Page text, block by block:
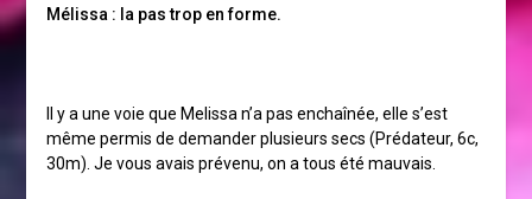
Mélissa : la pas trop en forme.
Il y a une voie que Melissa n’a pas enchaînée, elle s’est
même permis de demander plusieurs secs (Prédateur, 6c,
30m). Je vous avais prévenu, on a tous été mauvais.